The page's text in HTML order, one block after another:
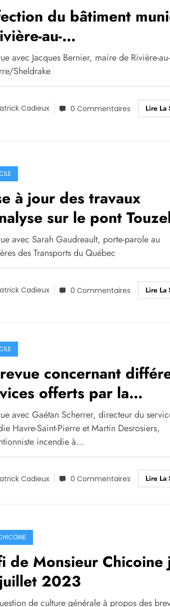
du bâtiment
au-
Sheldrake
avec Jacques Bernier, maire de Rivière-au-
Sheldrake
Cadieux 0 Commentaires Lire La
à jour des travaux
sur le pont
avec Sarah Gaudreault, porte-parole au
des Transports du Québec
Cadieux 0 Commentaires Lire La
concernant
offerts par la
de Havre-
avec Gaétan Scherrer, directeur du
Havre-Saint-Pierre et Martin Desrosiers,
incendie à…
Cadieux 0 Commentaires Lire La
de Monsieur Chicoine
2023
de culture générale à propos des